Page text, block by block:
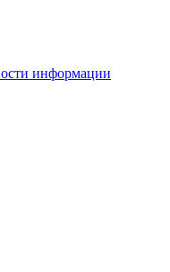
информации